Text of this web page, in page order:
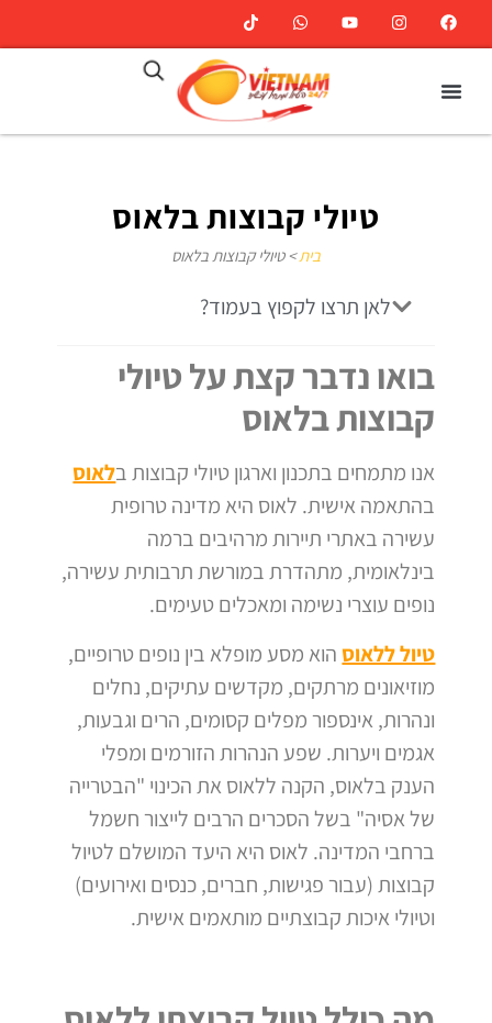
טיולי קבוצות בלאוס
בית>טיולי קבוצות בלאוס
לאן תרצו לקפוץ בעמוד?
בואו נדבר קצת על טיולי
קבוצות בלאוס
אנו מתמחים בתכנון וארגון טיולי קבוצות בלאוס
בהתאמה אישית. לאוס היא מדינה טרופית
עשירה באתרי תיירות מרהיבים ברמה
בינלאומית, מתהדרת במורשת תרבותית עשירה,
נופים עוצרי נשימה ומאכלים טעימים.
טיול ללאוס הוא מסע מופלא בין נופים טרופיים,
מוזיאונים מרתקים, מקדשים עתיקים, נחלים
ונהרות, אינספור מפלים קסומים, הרים וגבעות,
אגמים ויערות. שפע הנהרות הזורמים ומפלי
הענק בלאוס, הקנה ללאוס את הכינוי "הבטרייה
של אסיה" בשל הסכרים הרבים לייצור חשמל
ברחבי המדינה. לאוס היא היעד המושלם לטיול
קבוצות (עבור פגישות, חברים, כנסים ואירועים)
וטיולי איכות קבוצתיים מותאמים אישית.